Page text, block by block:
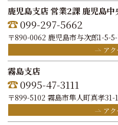
鹿児島支店 営業2課 鹿児島中
099-297-5662
〒890-0062 鹿児島市与次郎1-5-
ア
霧島支店
0995-47-3111
〒899-5102 霧島市隼人町真孝31-1
ア